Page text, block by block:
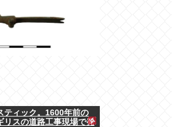
ティック。1600年前の
リスの道路工事現場で発